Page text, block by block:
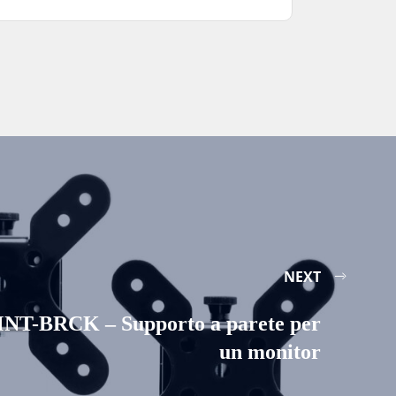
NEXT
BRCK – Supporto a parete per
un monitor